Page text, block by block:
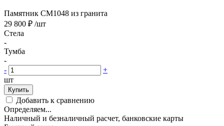
Памятник CM1048 из гранита
29 800 ₽ /шт
Стела
-
Тумба
-
-
+
шт
Купить
Добавить к сравнению
Определяем...
Наличный и безналичный расчет, банковские карты